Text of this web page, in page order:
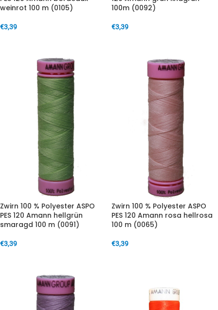
weinrot 100 m (0105)
€3,39
100m (0092)
€3,39
Zwirn 100 % Polyester ASPO
PES 120 Amann hellgrün
smaragd 100 m (0091)
€3,39
Zwirn 100 % Polyester ASPO
PES 120 Amann rosa hellrosa
100 m (0065)
€3,39